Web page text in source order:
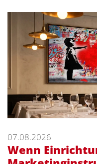
07.08.2026
Wenn